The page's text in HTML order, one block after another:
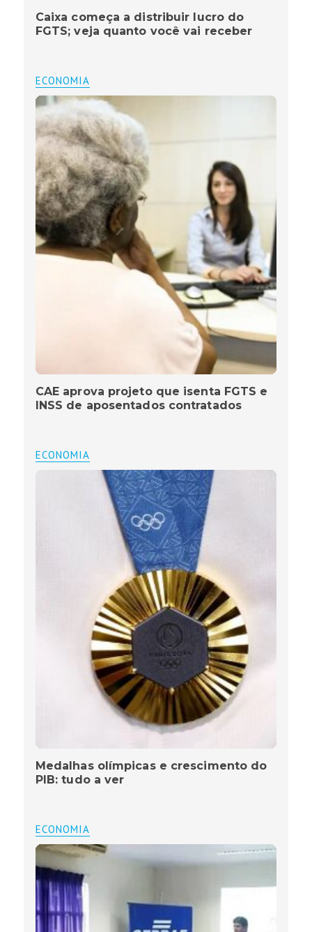
Caixa começa a distribuir lucro do
FGTS; veja quanto você vai receber
ECONOMIA
CAE aprova projeto que isenta FGTS e
INSS de aposentados contratados
ECONOMIA
Medalhas olímpicas e crescimento do
PIB: tudo a ver
ECONOMIA